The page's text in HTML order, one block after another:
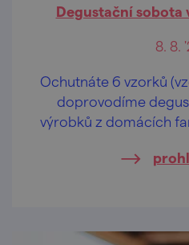
Degustační sobota
8. 8.
Ochutnáte 6 vzorků
doprovodíme
výrobků z domácích